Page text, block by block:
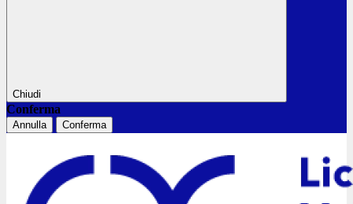
Chiudi
Conferma
Annulla Conferma